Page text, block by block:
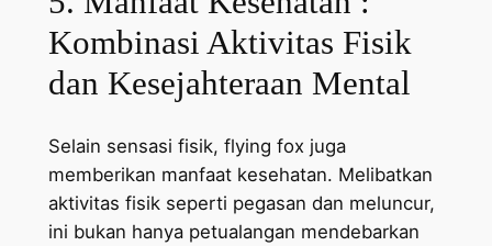
Kombinasi Aktivitas Fisik
dan Kesejahteraan Mental
Selain sensasi fisik, flying fox juga
memberikan manfaat kesehatan. Melibatkan
aktivitas fisik seperti pegasan dan meluncur,
ini bukan hanya petualangan mendebarkan